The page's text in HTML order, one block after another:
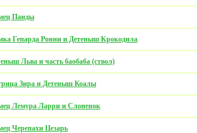
Панды
Гепарда Ронни и Детеныш Крокодила
Льва и часть баобаба (ствол)
Зира и Детеныш Коалы
Лемура Ларри и Слоненок
Черепахи Цезарь